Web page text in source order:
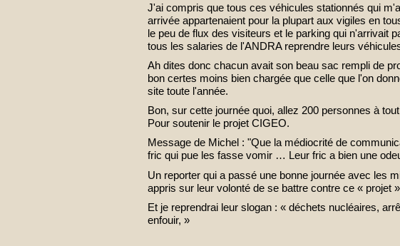
J'ai compris que tous ces véhicules stationnés qui
arrivée appartenaient pour la plupart aux vigiles en
le peu de flux des visiteurs et le parking qui n'arrivait
tous les salaries de l'ANDRA reprendre leurs
Ah dites donc chacun avait son beau sac rempli de
bon certes moins bien chargée que celle que l'on
site toute l'année.
Bon, sur cette journée quoi, allez 200 personnes à
Pour soutenir le projet CIGEO.
Message de Michel : "Que la médiocrité de
fric qui pue les fasse vomir … Leur fric a bien une
Un reporter qui a passé une bonne journée avec les
appris sur leur volonté de se battre contre ce « projet
Et je reprendrai leur slogan : « déchets nucléaires,
enfouir, »